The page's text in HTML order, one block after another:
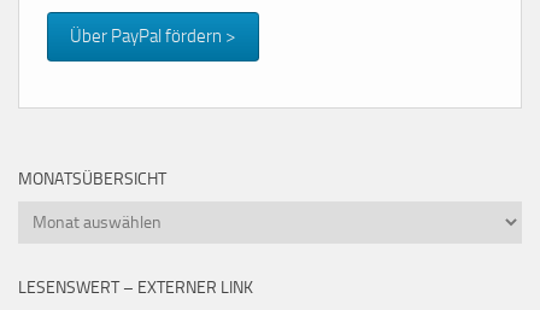
Über PayPal fördern >
MONATSÜBERSICHT
Monatsübersicht
LESENSWERT – EXTERNER LINK